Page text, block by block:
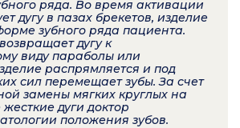
ряда. Во время активации
дугу в пазах брекетов, изделие
зубного ряда пациента.
дугу к
виду параболы или
распрямляется и под
сил перемещает зубы. За счет
замены мягких круглых на
дуги доктор
положения зубов.